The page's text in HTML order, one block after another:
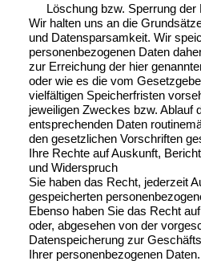
Löschung bzw. Sperrung der
Wir halten uns an die
und Datensparsamkeit. Wir
personenbezogenen Daten
zur Erreichung der hier
oder wie es die vom
vielfältigen Speicherfristen
jeweiligen Zweckes bzw. Ablauf
entsprechenden Daten
den gesetzlichen Vorschriften
Ihre Rechte auf Auskunft,
und Widerspruch
Sie haben das Recht, jederzeit
gespeicherten
Ebenso haben Sie das Recht
oder, abgesehen von der
Datenspeicherung zur
Ihrer personenbezogenen